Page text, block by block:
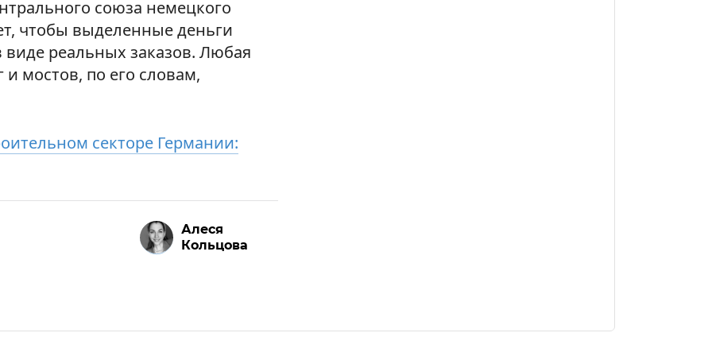
союза немецкого
чтобы выделенные деньги
реальных заказов. Любая
мостов, по его словам,
секторе Германии:
Алеся
Кольцова